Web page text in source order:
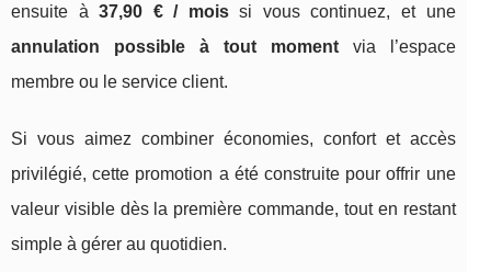
ensuite à37,90 € / moissi vous continuez, et une
annulation possible à tout momentvia l’espace
membre ou le service client.
Si vous aimez combiner économies, confort et accès
privilégié, cette promotion a été construite pour offrir une
valeur visible dès la première commande, tout en restant
simple à gérer au quotidien.